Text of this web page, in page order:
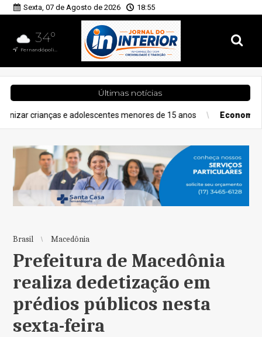
Sexta, 07 de Agosto de 2026 18:55
34°
Fernandópolis, SP
Últimas notícias
menores de 15 anos Economia Piazza acelera
Brasil Macedônia
Prefeitura de Macedônia
realiza dedetização em
prédios públicos nesta
sexta-feira